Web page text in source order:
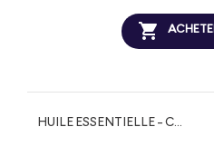

HUILE ESSENTIELLE - CLOUS DE GIROFLE BIO FFL